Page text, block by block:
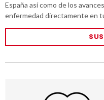
España así como de los
enfermedad directamente en